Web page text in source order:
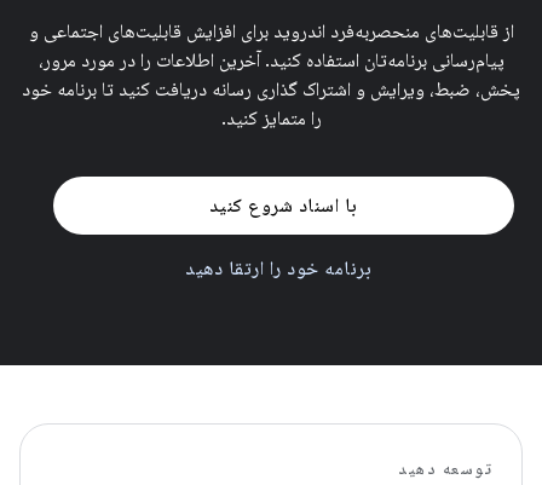
از قابلیت‌های منحصربه‌فرد اندروید برای افزایش قابلیت‌های اجتماعی و
پیام‌رسانی برنامه‌تان استفاده کنید. آخرین اطلاعات را در مورد مرور،
پخش، ضبط، ویرایش و اشتراک گذاری رسانه دریافت کنید تا برنامه خود
را متمایز کنید.
با اسناد شروع کنید
برنامه خود را ارتقا دهید
توسعه دهید